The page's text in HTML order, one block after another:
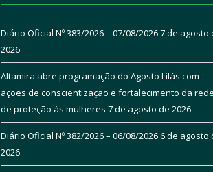
Diário Oficial Nº 383/2026 – 07/08/20267 de agosto
2026
Altamira abre programação do Agosto Lilás com
ações de conscientização e fortalecimento da rede
de proteção às mulheres 7 de agosto de 2026
Diário Oficial Nº 382/2026 – 06/08/20266 de agosto
2026